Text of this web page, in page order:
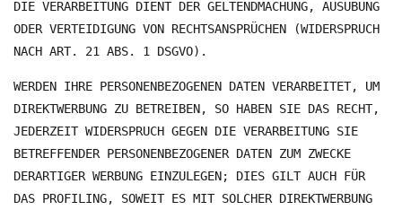
DIE VERARBEITUNG DIENT DER GELTENDMACHUNG, AUSÜBUNG
ODER VERTEIDIGUNG VON RECHTSANSPRÜCHEN (WIDERSPRUCH
NACH ART. 21 ABS. 1 DSGVO).
WERDEN IHRE PERSONENBEZOGENEN DATEN VERARBEITET, UM
DIREKTWERBUNG ZU BETREIBEN, SO HABEN SIE DAS RECHT,
JEDERZEIT WIDERSPRUCH GEGEN DIE VERARBEITUNG SIE
BETREFFENDER PERSONENBEZOGENER DATEN ZUM ZWECKE
DERARTIGER WERBUNG EINZULEGEN; DIES GILT AUCH FÜR
DAS PROFILING, SOWEIT ES MIT SOLCHER DIREKTWERBUNG